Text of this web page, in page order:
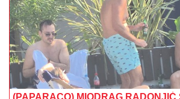
SUSRET O KOJEM BRUJI SRBIJA
na suočavanje sa Neriom i Hanom,
da se u sve umeša i Sita Ahmić
PEVAČICA TRPELA